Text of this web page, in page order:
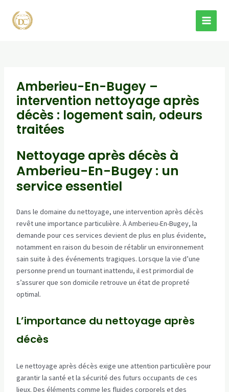
contenu
MAIN
Amberieu-En-Bugey –
intervention nettoyage après
décès : logement sain, odeurs
traitées
Nettoyage après décès à
Amberieu-En-Bugey : un
service essentiel
Dans le domaine du nettoyage, une intervention après décès
revêt une importance particulière. À Amberieu-En-Bugey, la
demande pour ces services devient de plus en plus évidente,
notamment en raison du besoin de rétablir un environnement
sain suite à des événements tragiques. Lorsque la vie d’une
personne prend un tournant inattendu, il est primordial de
s’assurer que son domicile retrouve un état de propreté
optimal.
L’importance du nettoyage après
décès
Le nettoyage après décès exige une attention particulière pour
garantir la santé et la sécurité des futurs occupants de ces
lieux. Des éléments comme les fluides corporels et des